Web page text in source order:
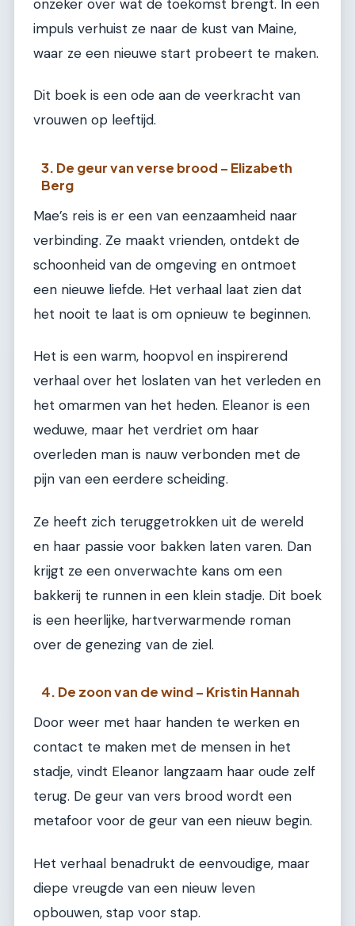
onzeker over wat de toekomst brengt. In een
impuls verhuist ze naar de kust van Maine,
waar ze een nieuwe start probeert te maken.
Dit boek is een ode aan de veerkracht van
vrouwen op leeftijd.
3. De geur van verse brood – Elizabeth
Berg
Mae’s reis is er een van eenzaamheid naar
verbinding. Ze maakt vrienden, ontdekt de
schoonheid van de omgeving en ontmoet
een nieuwe liefde. Het verhaal laat zien dat
het nooit te laat is om opnieuw te beginnen.
Het is een warm, hoopvol en inspirerend
verhaal over het loslaten van het verleden en
het omarmen van het heden. Eleanor is een
weduwe, maar het verdriet om haar
overleden man is nauw verbonden met de
pijn van een eerdere scheiding.
Ze heeft zich teruggetrokken uit de wereld
en haar passie voor bakken laten varen. Dan
krijgt ze een onverwachte kans om een
bakkerij te runnen in een klein stadje. Dit boek
is een heerlijke, hartverwarmende roman
over de genezing van de ziel.
4. De zoon van de wind – Kristin Hannah
Door weer met haar handen te werken en
contact te maken met de mensen in het
stadje, vindt Eleanor langzaam haar oude zelf
terug. De geur van vers brood wordt een
metafoor voor de geur van een nieuw begin.
Het verhaal benadrukt de eenvoudige, maar
diepe vreugde van een nieuw leven
opbouwen, stap voor stap.